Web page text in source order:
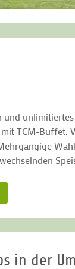
TCM-Buffet,
in der